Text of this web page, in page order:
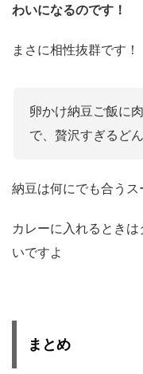
わいになるのです！
まさに相性抜群です！
卵かけ納豆ご飯に
で、贅沢すぎるど
納豆は何にでも合うス
カレーに入れるとき
いですよ
まとめ